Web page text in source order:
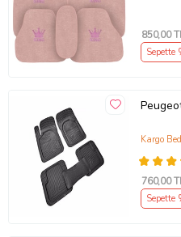
850,00
Sepette
Kargo
760,00
Sepette